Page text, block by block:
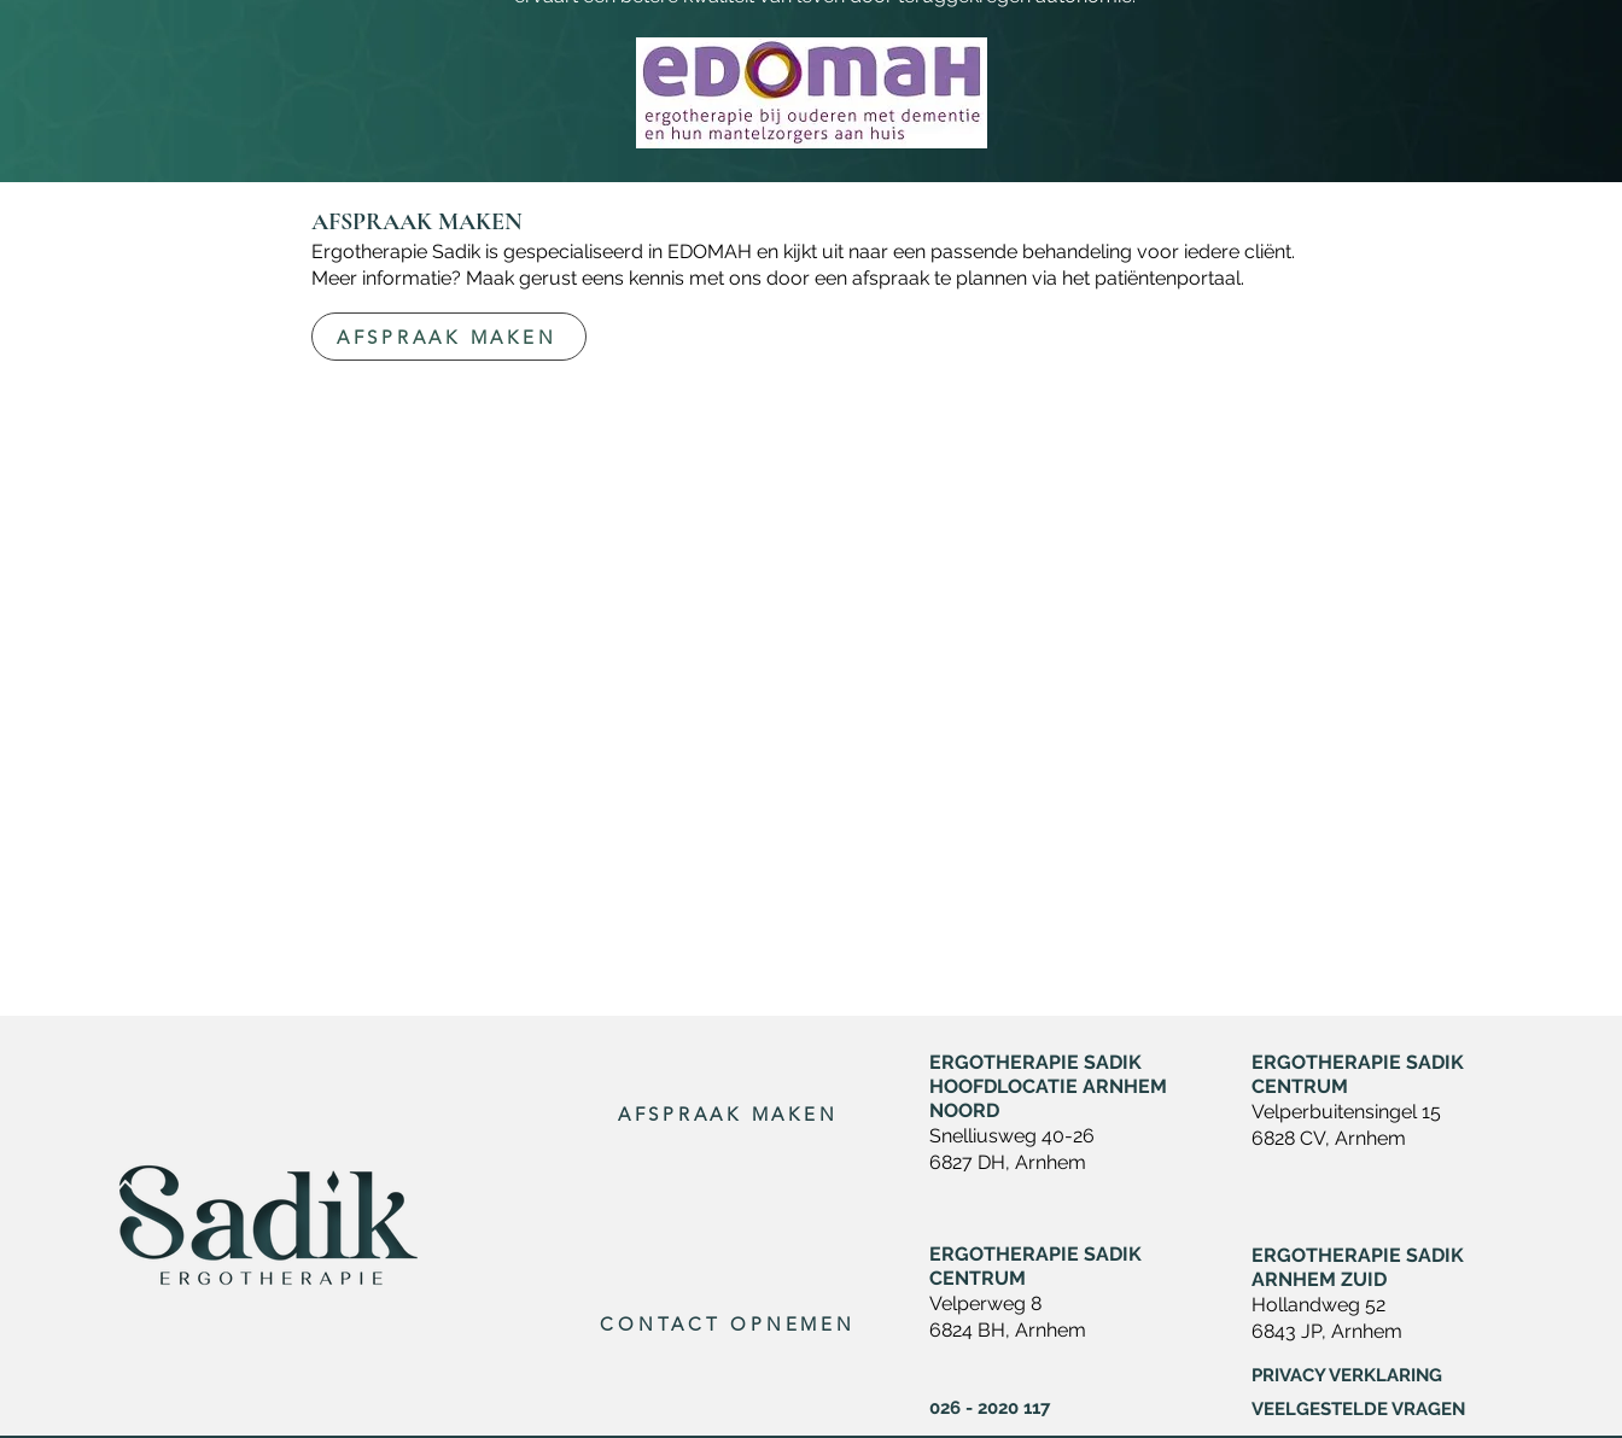
AFSPRAAK MAKEN
Ergotherapie Sadik is gespecialiseerd in EDOMAH en kijkt uit naar een passende behandeling voor iedere cliënt.
Meer informatie? Maak gerust eens kennis met ons door een afspraak te plannen via het patiëntenportaal.
AFSPRAAK MAKEN
AFSPRAAK MAKEN
CONTACT OPNEMEN
ERGOTHERAPIE SADIK
HOOFDLOCATIE ARNHEM
NOORD
Snelliusweg 40-26
6827 DH, Arnhem
ERGOTHERAPIE SADIK
CENTRUM
Velperweg 8
6824 BH, Arnhem
026 - 2020 117
ERGOTHERAPIE SADIK
CENTRUM
Velperbuitensingel 15
6828 CV, Arnhem
ERGOTHERAPIE SADIK
ARNHEM ZUID
Hollandweg 52
6843 JP, Arnhem
PRIVACY VERKLARING
VEELGESTELDE VRAGEN